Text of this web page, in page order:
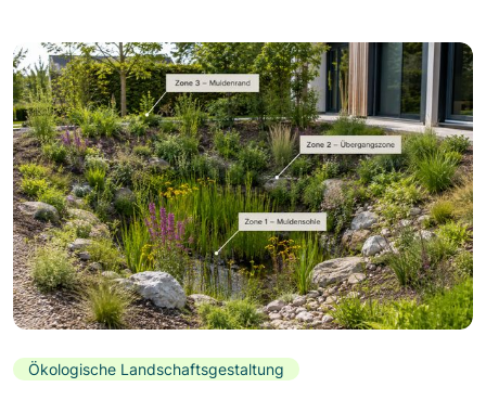
Ökologische Landschaftsgestaltung